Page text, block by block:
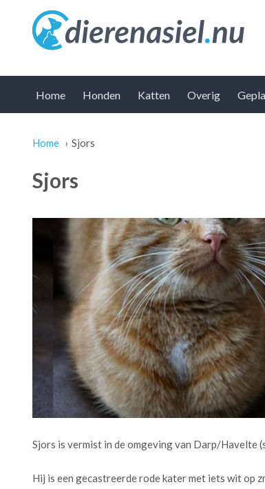
Home Honden Katten Overig
U bent hier
Home › Sjors
Sjors
Sjors is vermist in de omgeving van Darp/Havelte
Hij is een gecastreerde rode kater met iets wit op